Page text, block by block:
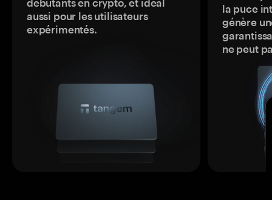
débutants en crypto, et idéal
aussi pour les utilisateurs
expérimentés.
la puce
génère
ne peut